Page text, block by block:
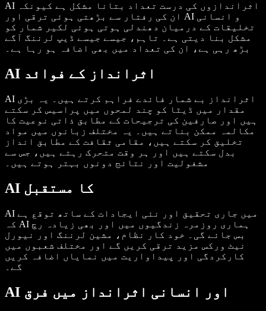
AI اثراندازوں کی درست تعداد بتانا مشکل ہے کیونکہ
ان کی رفتار سے بڑھتی ہوئی ترقی اور AI و انسانی
تخلیقات کے درمیان دھندلی ہوتی ہوئی لکیر شمار کو
مشکل بنا دیتی ہے۔ تاہم، جیسے جیسے ڈیپ لرننگ آگے
بڑھ رہی ہے، ان کی تعداد میں بھی اضافہ ہو رہا ہے۔
AI اثرانداز کے فوائد
AI اثرانداز بے شمار فائدے فراہم کرتے ہیں۔ یہ بڑی
مقدار میں ڈیٹا کو چند لمحوں میں پراسیس کر سکتے
ہیں اور صارفین کی ترجیحات کے مطابق ذاتی نوعیت کا
مکالمہ ممکن بناتے ہیں۔ یہ مختلف زبانوں میں مواد
تخلیق کر سکتے ہیں، مقامی ثقافت کے مطابق انداز
بدل سکتے ہیں اور ہر وقت متحرک رہتے ہیں، جس سے
مشغولیت اور نتائج دونوں بہتر ہوتے ہیں۔
AI کا مستقبل
AI میں جاری تحقیق اور نئی ایجادات کے ساتھ توقع ہے
کہ AI ہماری روزمرہ زندگیوں میں اور بھی زیادہ رچ
بس جائے گی۔ خود کار نظام، مشین لرننگ اور نیورل
نیٹ ورکس مزید ترقی کریں گے اور مختلف شعبوں میں
کارکردگی اور پیداواریت میں نمایاں اضافہ کریں
گے۔
AI اور انسانی اثرانداز میں فرق